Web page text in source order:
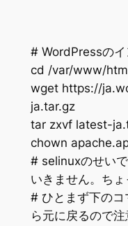
# WordPressの
cd /var/www/
wget https://
ja.tar.gz
tar zxvf latest-
chown
# selinuxのせい
いきません。ち
# ひとまず下のコ
ら元に戻るので注